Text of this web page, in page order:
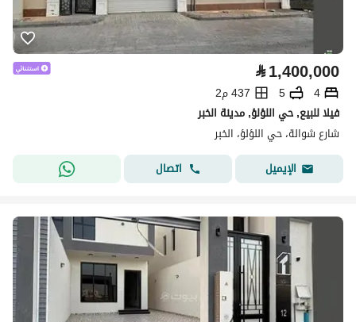
⃁1,400,000
4
5
437 م2
فيلا للبيع, حي اللؤلؤ, مدينة الخبر
شارع شوالة، حي اللؤلؤ، الخبر
الإيميل
اتصال